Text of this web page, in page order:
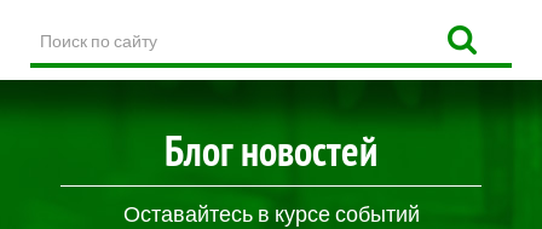
по
сайту
Блог новостей
Оставайтесь в курсе событий